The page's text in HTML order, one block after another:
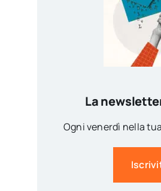
La
Ogni venerdì nella